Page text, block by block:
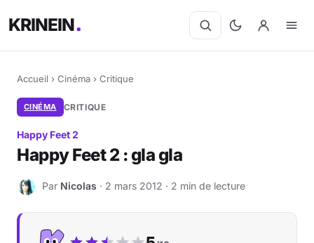
KRINEIN
Accueil › Cinéma › Critique
CINÉMA CRITIQUE
Happy Feet 2
Happy Feet 2 : gla gla
N Par Nicolas · 2 mars 2012 · 2 min de lecture
Notre note :